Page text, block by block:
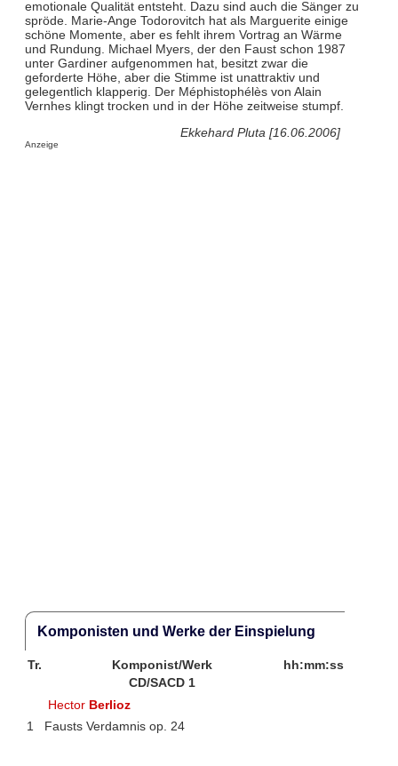
emotionale Qualität entsteht. Dazu sind auch die Sänger zu
spröde. Marie-Ange Todorovitch hat als Marguerite einige
schöne Momente, aber es fehlt ihrem Vortrag an Wärme
und Rundung. Michael Myers, der den Faust schon 1987
unter Gardiner aufgenommen hat, besitzt zwar die
geforderte Höhe, aber die Stimme ist unattraktiv und
gelegentlich klapperig. Der Méphistophélès von Alain
Vernhes klingt trocken und in der Höhe zeitweise stumpf.
Ekkehard Pluta [16.06.2006]
Anzeige
Komponisten und Werke der Einspielung
Tr. Komponist/Werk
hh:mm:ss
CD/SACD 1
Hector Berlioz
1
Fausts Verdamnis op. 24